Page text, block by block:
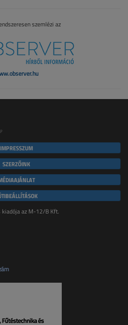
szemlézi az
IMPRESSZUM
SZERZŐINK
kiadója az M-12/B Kft.